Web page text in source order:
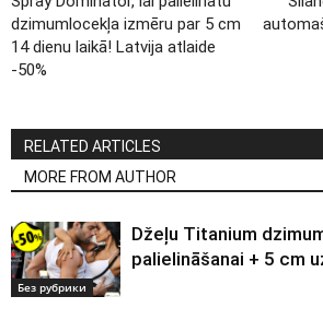
dzimumlocekļa izmēru par 5 cm
14 dienu laikā! Latvija atlaide
-50%
RELATED ARTICLES
MORE FROM AUTHOR
Без рубрики
Džeļu Titanium
palielināšanai + 5 cm